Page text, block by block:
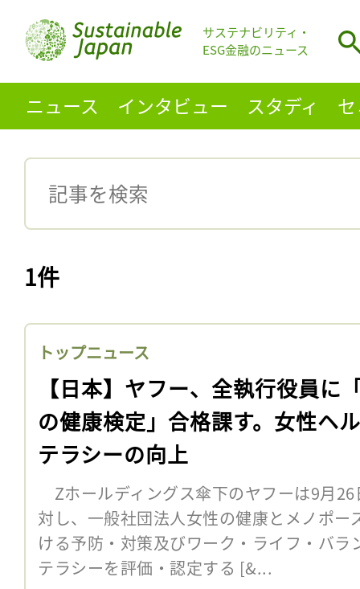
サステナビリティ・
ESG金融のニュース
ニュース インタビュー スタディ
1件
トップニュース
【日本】ヤフー、全執行役員に
の健康検定」合格課す。女性ヘ
テラシーの向上
Zホールディングス傘下のヤフーは9月
対し、一般社団法人女性の健康とメノポー
ける予防・対策及びワーク・ライフ・バ
テラシーを評価・認定する [&...